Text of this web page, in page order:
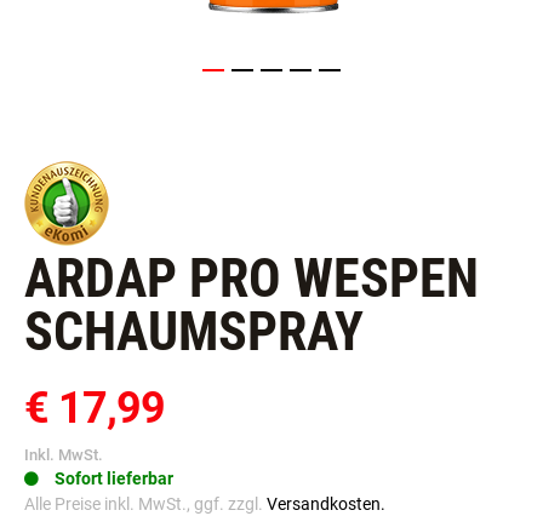
ARDAP PRO WESPEN
SCHAUMSPRAY
€ 17,99
Inkl. MwSt.
Sofort lieferbar
Alle Preise inkl. MwSt., ggf. zzgl. Versandkosten.